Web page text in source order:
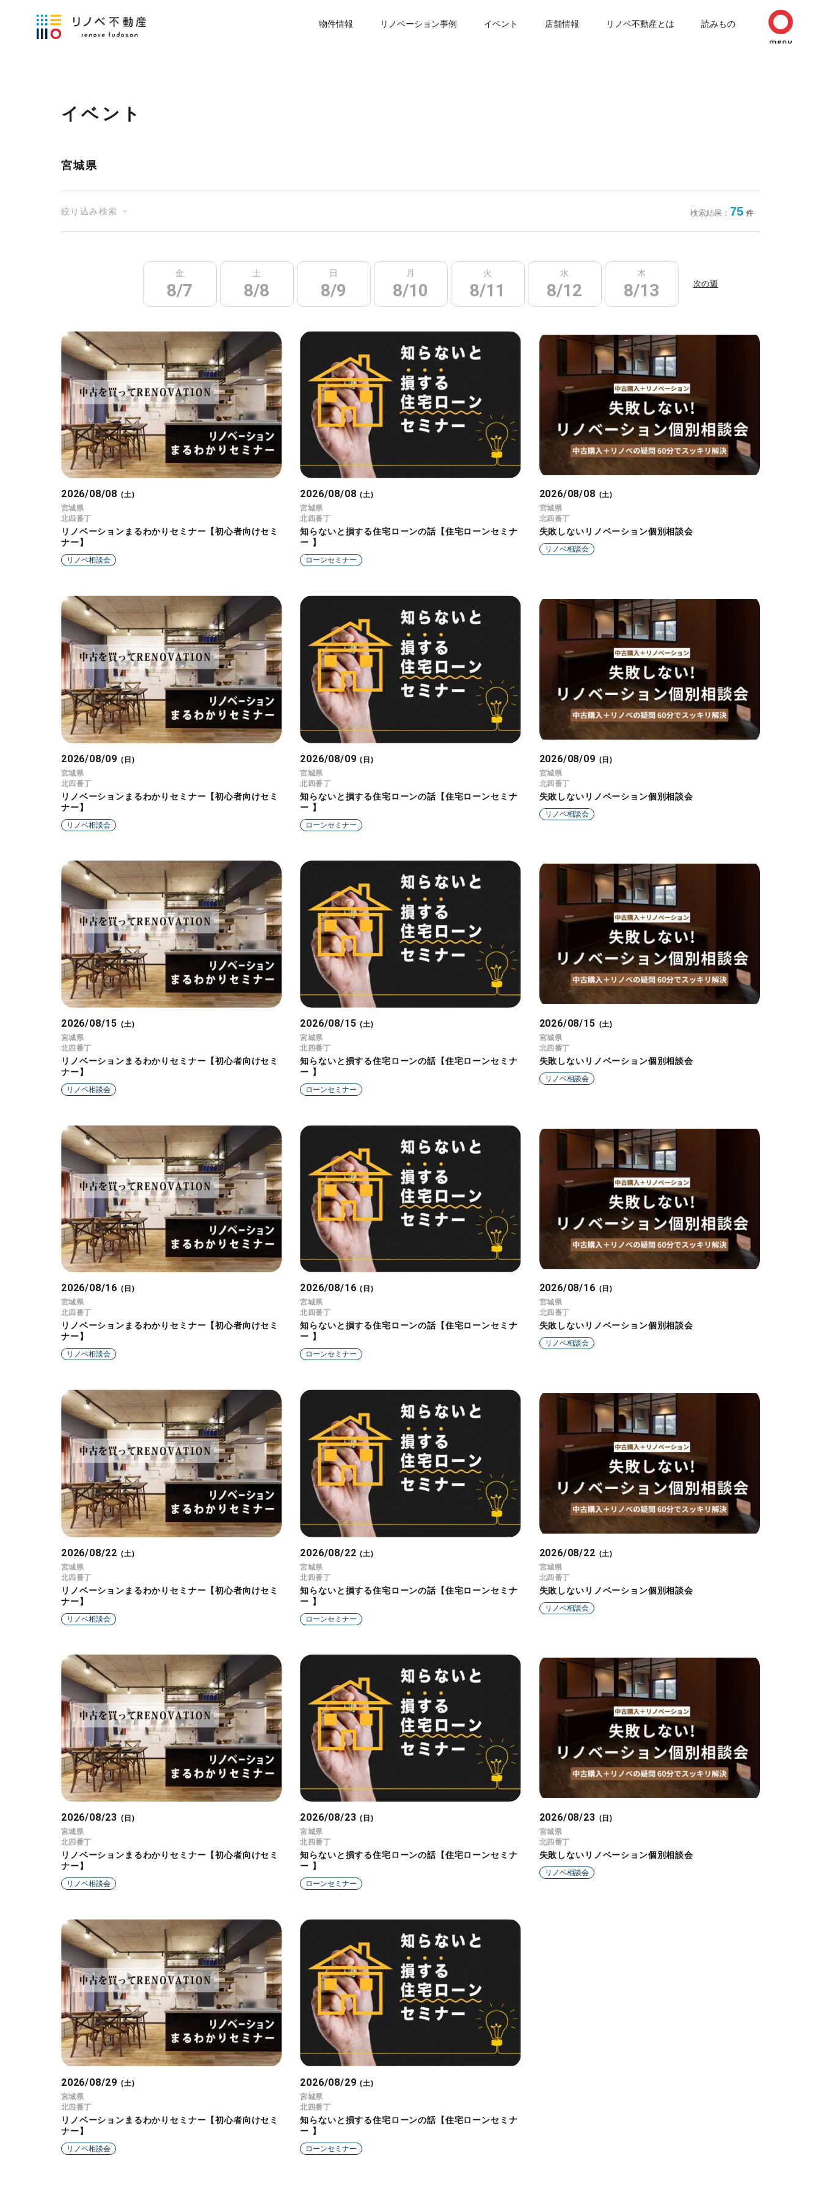
物件情報 リノベーション事例 イベント 店舗情報 リノベ不動産とは 読みもの
イベント
宮城県
絞り込み検索 検索結果： 75 件
金
8/7
土
8/8
日
8/9
月
8/10
火
8/11
水
8/12
木
8/13 8/14
次の週
2026/08/08 (土)
宮城県
北四番丁
リノベーションまるわかりセミナー【初心者向けセミ
ナー】
リノベ相談会
2026/08/08 (土)
宮城県
北四番丁
知らないと損する住宅ローンの話【住宅ローンセミナ
ー 】
ローンセミナー
2026/08/08 (土)
宮城県
北四番丁
失敗しないリノベーション個別相談会
リノベ相談会
2026/08/09 (日)
宮城県
北四番丁
リノベーションまるわかりセミナー【初心者向けセミ
ナー】
リノベ相談会
2026/08/09 (日)
宮城県
北四番丁
知らないと損する住宅ローンの話【住宅ローンセミナ
ー 】
ローンセミナー
2026/08/09 (日)
宮城県
北四番丁
失敗しないリノベーション個別相談会
リノベ相談会
2026/08/15 (土)
宮城県
北四番丁
リノベーションまるわかりセミナー【初心者向けセミ
ナー】
リノベ相談会
2026/08/15 (土)
宮城県
北四番丁
知らないと損する住宅ローンの話【住宅ローンセミナ
ー 】
ローンセミナー
2026/08/15 (土)
宮城県
北四番丁
失敗しないリノベーション個別相談会
リノベ相談会
2026/08/16 (日)
宮城県
北四番丁
リノベーションまるわかりセミナー【初心者向けセミ
ナー】
リノベ相談会
2026/08/16 (日)
宮城県
北四番丁
知らないと損する住宅ローンの話【住宅ローンセミナ
ー 】
ローンセミナー
2026/08/16 (日)
宮城県
北四番丁
失敗しないリノベーション個別相談会
リノベ相談会
2026/08/22 (土)
宮城県
北四番丁
リノベーションまるわかりセミナー【初心者向けセミ
ナー】
リノベ相談会
2026/08/22 (土)
宮城県
北四番丁
知らないと損する住宅ローンの話【住宅ローンセミナ
ー 】
ローンセミナー
2026/08/22 (土)
宮城県
北四番丁
失敗しないリノベーション個別相談会
リノベ相談会
2026/08/23 (日)
宮城県
北四番丁
リノベーションまるわかりセミナー【初心者向けセミ
ナー】
リノベ相談会
2026/08/23 (日)
宮城県
北四番丁
知らないと損する住宅ローンの話【住宅ローンセミナ
ー 】
ローンセミナー
2026/08/23 (日)
宮城県
北四番丁
失敗しないリノベーション個別相談会
リノベ相談会
2026/08/29 (土)
宮城県
北四番丁
リノベーションまるわかりセミナー【初心者向けセミ
ナー】
リノベ相談会
2026/08/29 (土)
宮城県
北四番丁
知らないと損する住宅ローンの話【住宅ローンセミナ
ー 】
ローンセミナー